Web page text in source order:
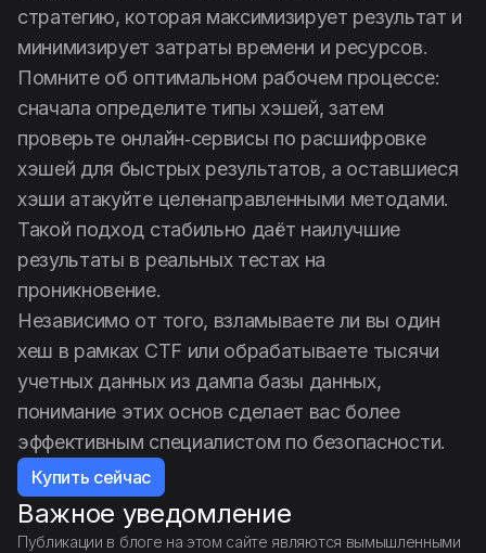
стратегию, которая максимизирует результат и
минимизирует затраты времени и ресурсов.
Помните об оптимальном рабочем процессе:
сначала определите типы хэшей, затем
проверьте онлайн‑сервисы по расшифровке
хэшей для быстрых результатов, а оставшиеся
хэши атакуйте целенаправленными методами.
Такой подход стабильно даёт наилучшие
результаты в реальных тестах на
проникновение.
Независимо от того, взламываете ли вы один
хеш в рамках CTF или обрабатываете тысячи
учетных данных из дампа базы данных,
понимание этих основ сделает вас более
эффективным специалистом по безопасности.
Купить сейчас
Важное уведомление
Публикации в блоге на этом сайте являются вымышленными